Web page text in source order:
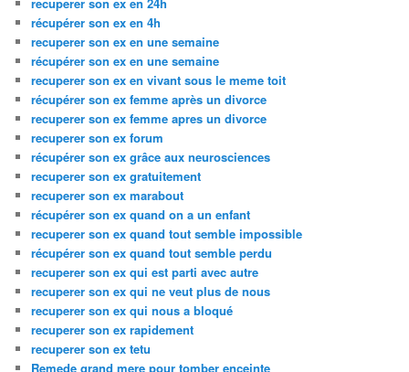
récupérer son ex en 4h
recuperer son ex en une semaine
récupérer son ex en une semaine
recuperer son ex en vivant sous le meme toit
récupérer son ex femme après un divorce
recuperer son ex femme apres un divorce
recuperer son ex forum
récupérer son ex grâce aux neurosciences
recuperer son ex gratuitement
recuperer son ex marabout
récupérer son ex quand on a un enfant
recuperer son ex quand tout semble impossible
récupérer son ex quand tout semble perdu
recuperer son ex qui est parti avec autre
recuperer son ex qui ne veut plus de nous
recuperer son ex qui nous a bloqué
recuperer son ex rapidement
recuperer son ex tetu
Remede grand mere pour tomber enceinte